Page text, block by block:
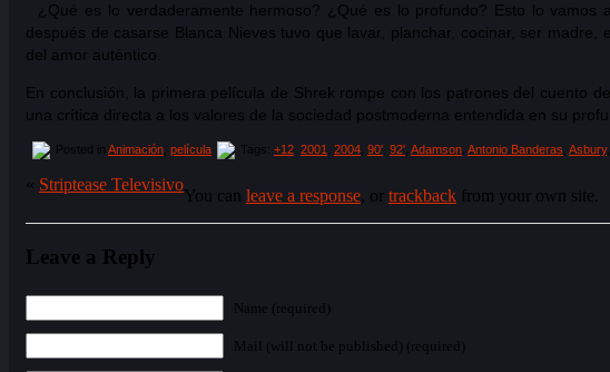
¿Qué es lo verdaderamente hermoso? ¿Qué es lo profundo? Esto lo
después de casarse Blanca Nieves tuvo que lavar, planchar, cocinar, ser
del amor auténtico.
En conclusión, la primera película de Shrek rompe con los patrones del cuento
una crítica directa a los valores de la sociedad postmoderna entendida en su
Posted in Animación película Tags: +12 2001 2004 90' 92' Adamson Antonio Banderas Asbury,
« Striptease Televisivo
You can leave a response, or trackback from your own site.
Leave a Reply
Name (required)
Mail (will not be published) (required)